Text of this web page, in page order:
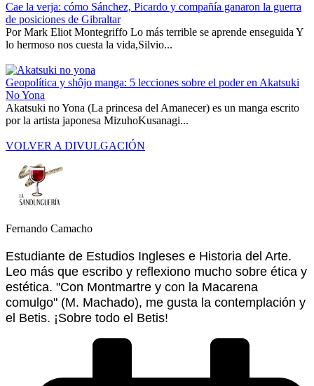
Cae la verja: cómo Sánchez, Picardo y compañía ganaron la guerra
de posiciones de Gibraltar
Por Mark Eliot Montegriffo Lo más terrible se aprende enseguida Y
lo hermoso nos cuesta la vida,Silvio...
Geopolítica y shôjo manga: 5 lecciones sobre el poder en Akatsuki
No Yona
Akatsuki no Yona (La princesa del Amanecer) es un manga escrito
por la artista japonesa MizuhoKusanagi...
VOLVER A DIVULGACIÓN
Fernando Camacho
Estudiante de Estudios Ingleses e Historia del Arte.
Leo más que escribo y reflexiono mucho sobre ética y
estética. "Con Montmartre y con la Macarena
comulgo" (M. Machado), me gusta la contemplación y
el Betis. ¡Sobre todo el Betis!